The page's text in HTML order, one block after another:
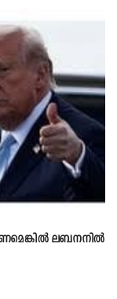
ലബനനിൽ